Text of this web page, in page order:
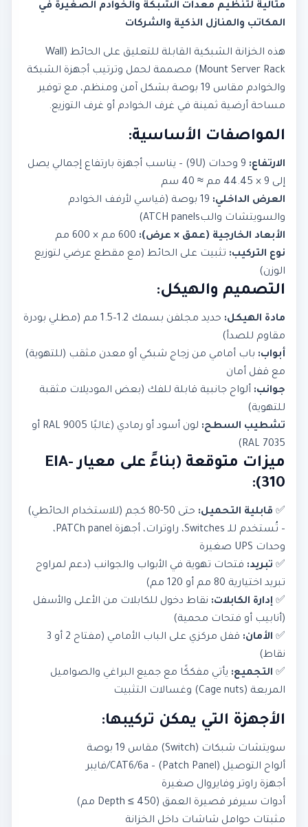
مثالية لتنظيم معدات الشبكة والخوادم الصغيرة في
المكاتب والمنازل الذكية والشركات
هذه الخزانة الشبكية القابلة للتعليق على الحائط (Wall
Mount Server Rack) مصممة لحمل وترتيب أجهزة الشبكة
والخوادم مقاس 19 بوصة بشكل آمن ومنظم، مع توفير
مساحة أرضية ثمينة في غرف الخوادم أو غرف التوزيع.
المواصفات الأساسية:
الارتفاع:
9 وحدات (9U) – يناسب أجهزة بارتفاع إجمالي يصل
إلى 9 × 44.45 مم ≈ 40 سم
العرض الداخلي:
19 بوصة (قياسي لأرفف الخوادم
والسويتشات والبATCH panels)
الأبعاد الخارجية (عمق × عرض):
نوع التركيب: تثبيت على الحائط (مع مقطع عرضي لتوزيع
الوزن)
التصميم والهيكل:
مادة الهيكل:
حديد مجلفن بسمك 1.2–1.5 مم (مطلي بودرة
مقاوم للصدأ)
أبواب: باب أمامي من زجاج شبكي أو معدن مثقب (للتهوية)
مع قفل أمان
جوانب: ألواح جانبية قابلة للفك (بعض الموديلات مثقبة
للتهوية)
تشطيب السطح:
لون أسود أو رمادي (غالبًا RAL 9005 أو
RAL 7035)
ميزات متوقعة (بناءً على معيار EIA-
310):
✅ قابلية التحميل:
حتى 50-80 كجم (للاستخدام الحائطي)
– تُستخدم للـ Switches، راوترات، أجهزة PATCh panel،
وحدات UPS صغيرة
✅ تبريد: فتحات تهوية في الأبواب والجوانب (دعم لمراوح
تبريد اختيارية 80 مم أو 120 مم)
✅ إدارة الكابلات: نقاط دخول للكابلات من الأعلى والأسفل
(أنابيب أو فتحات محمية)
✅ الأمان:
قفل مركزي على الباب الأمامي (مفتاح 2 أو 3
نقاط)
✅ التجميع: يأتي مفككًا مع جميع البراغي والصواميل
المربعة (Cage nuts) وغسالات التثبيت
الأجهزة التي يمكن تركيبها:
سويتشات شبكات (Switch) مقاس 19 بوصة
ألواح التوصيل (Patch Panel) – CAT6/6a/فايبر
أجهزة راوتر وفايروال صغيرة
أدوات سيرفر قصيرة العمق (Depth ≤ 450 مم)
مثبتات حوامل شاشات داخل الخزانة